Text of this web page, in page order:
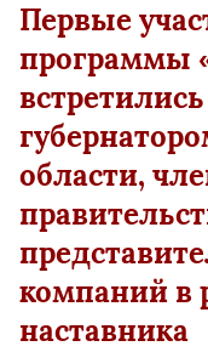
Первые
программы
области,
компаний в
наставника